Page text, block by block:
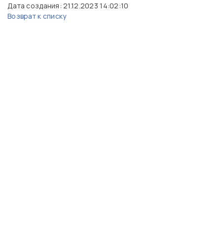
Дата создания: 21.12.2023 14:02:10
Возврат к списку